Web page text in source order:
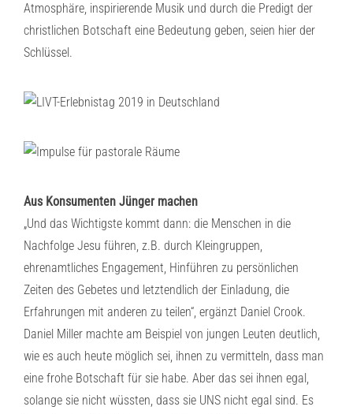
Atmosphäre, inspirierende Musik und durch die Predigt der
christlichen Botschaft eine Bedeutung geben, seien hier der
Schlüssel.
Aus Konsumenten Jünger machen
„Und das Wichtigste kommt dann: die Menschen in die
Nachfolge Jesu führen, z.B. durch Kleingruppen,
ehrenamtliches Engagement, Hinführen zu persönlichen
Zeiten des Gebetes und letztendlich der Einladung, die
Erfahrungen mit anderen zu teilen“, ergänzt Daniel Crook.
Daniel Miller machte am Beispiel von jungen Leuten deutlich,
wie es auch heute möglich sei, ihnen zu vermitteln, dass man
eine frohe Botschaft für sie habe. Aber das sei ihnen egal,
solange sie nicht wüssten, dass sie UNS nicht egal sind. Es